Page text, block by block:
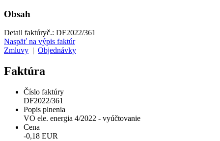
Obsah
Detail faktúryč.: DF2022/361
Naspäť na výpis faktúr
Zmluvy
Objednávky
Faktúra
Číslo faktúry
DF2022/361
Popis plnenia
VO ele. energia 4/2022 - vyúčtovanie
Cena
-0,18 EUR